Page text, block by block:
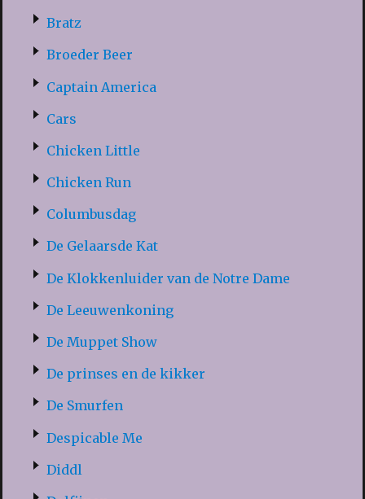
Bratz
Broeder Beer
Captain America
Cars
Chicken Little
Chicken Run
Columbusdag
De Gelaarsde Kat
De Klokkenluider van de Notre Dame
De Leeuwenkoning
De Muppet Show
De prinses en de kikker
De Smurfen
Despicable Me
Diddl